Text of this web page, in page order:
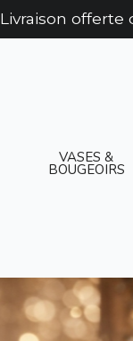
Livraison offerte
VASES &
BOUGEOIRS